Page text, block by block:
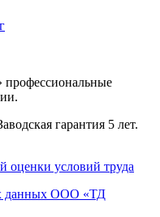
гарантия 5 лет.
оценки условий труда
данных ООО «ТД